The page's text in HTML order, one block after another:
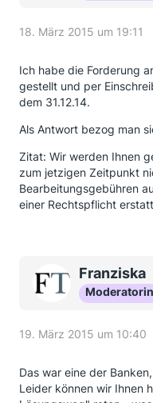
18. März 2015 um 19:11
Ich habe die Forderung
gestellt und per
dem 31.12.14.
Als Antwort bezog man
Zitat: Wir werden Ihnen
zum jetzigen Zeitpunkt
Bearbeitungsgebühren
einer Rechtspflicht
Franziska
19. März 2015 um 10:40
Das war eine der
Leider können wir Ihnen